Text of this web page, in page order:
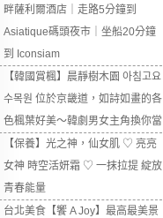
畔薩利爾酒店｜走路5分鐘到
Asiatique碼頭夜市｜坐船20分鐘
到 Iconsiam
【韓國賞楓】晨靜樹木園 아침고요
수목원 位於京畿道，如詩如畫的各
色楓葉好美～韓劇男女主角換你當
【保養】光之神，仙女肌 ♡ 亮亮
女神 時空活妍霜 ♡ 一抹拉提 綻放
青春能量
台北美食【饗 A Joy】最高最美景